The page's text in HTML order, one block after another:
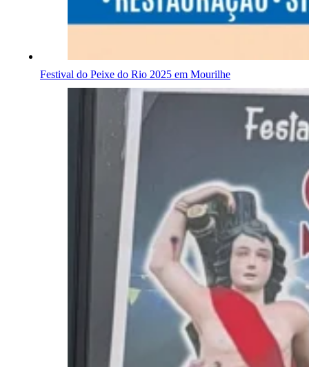
Festival do Peixe do Rio 2025 em Mourilhe